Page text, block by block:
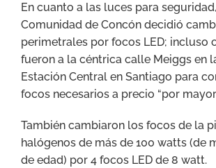
En cuanto a las luces para
Comunidad de Concón decidió
perimetrales por focos LED; incluso
fueron a la céntrica calle Meiggs en
Estación Central en Santiago para
focos necesarios a precio “por
También cambiaron los focos de la
halógenos de más de 100 watts (de
de edad) por 4 focos LED de 8 watt.